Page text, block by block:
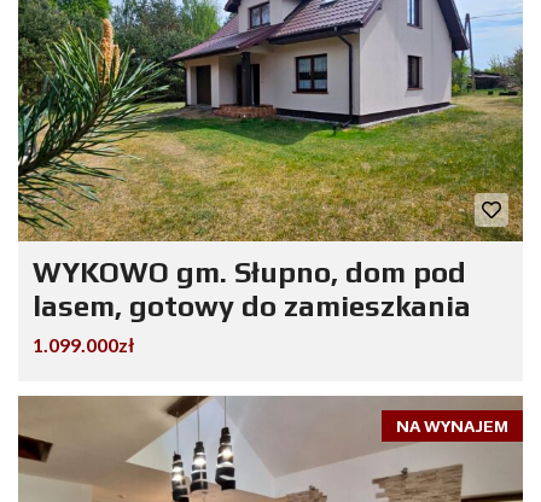
WYKOWO gm. Słupno, dom pod
lasem, gotowy do zamieszkania
1.099.000zł
NA WYNAJEM